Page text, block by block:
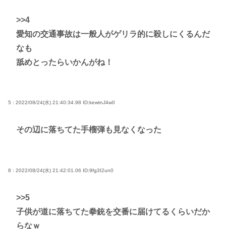
>>4
愛知の交通事故は一般人がゲリラ的に殺しにくるんだ
なも
舐めとったらいかんがね！
5 : 2022/08/24(水) 21:40:34.98 ID:kewtnJ4w0
その辺に落ちてた手榴弾も見なくなった
8 : 2022/08/24(水) 21:42:01.06 ID:9fg3I2un0
>>5
子供が道に落ちてた拳銃を交番に届けてるくらいだか
らなｗ